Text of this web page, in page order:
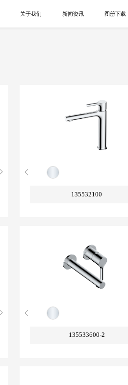
关于我们 新闻资讯 图册下载
135532100
135533600-2